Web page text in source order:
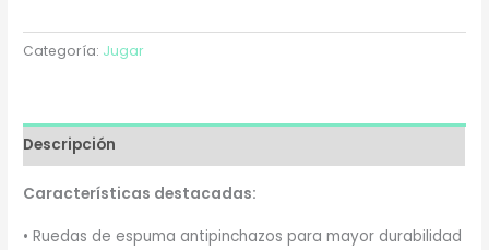
Categoría: Jugar
Descripción
Características destacadas:
•Ruedas de espuma antipinchazos para mayor durabilidad